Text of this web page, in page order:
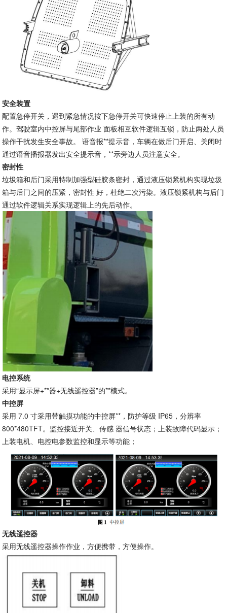
安全装置
配置急停开关，遇到紧急情况按下急停开关可快速停止上装的所有动
作。驾驶室内中控屏与尾部作业 面板相互软件逻辑互锁，防止两处人员
操作干扰发生安全事故。 语音报**提示音，车辆在做后门开启、关闭时
通过语音播报器发出安全提示音，**示旁边人员注意安全。
密封性
垃圾箱和后门采用特制加强型硅胶条密封，通过液压锁紧机构实现垃圾
箱与后门之间的压紧，密封性 好，杜绝二次污染。液压锁紧机构与后门
通过软件逻辑关系实现逻辑上的先后动作。
电控系统
采用“显示屏+**器+无线遥控器”的**模式。
中控屏
采用 7.0 寸采用带触摸功能的中控屏**，防护等级 IP65，分辨率
800*480TFT。监控接近开关、传感 器信号状态；上装故障代码显示；
上装电机、电控电参数监控和显示等功能；
无线遥控器
采用无线遥控器操作作业，方便携带，方便操作。